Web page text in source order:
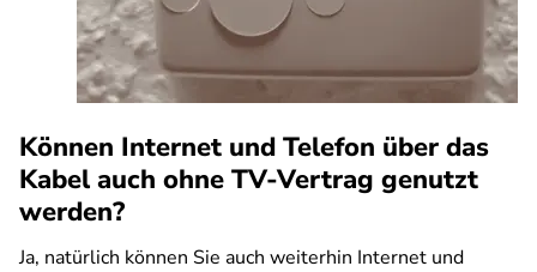
Können Internet und Telefon über das
Kabel auch ohne TV-Vertrag genutzt
werden?
Ja, natürlich können Sie auch weiterhin Internet und